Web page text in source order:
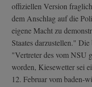
offiziellen Version
dem Anschlag auf die
eigene Macht zu
Staates darzustellen."
"Vertreter des vom NSU
worden, Kiesewetter sei
12. Februar vom baden-